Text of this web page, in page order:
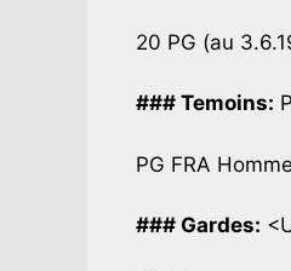
20 PG (au
### Temoins:
PG FRA
### Gardes: